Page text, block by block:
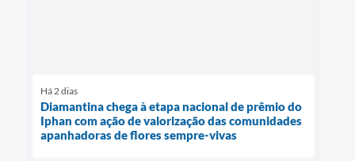
Há 2 dias
Diamantina chega à etapa nacional de prêmio do
Iphan com ação de valorização das comunidades
apanhadoras de flores sempre-vivas